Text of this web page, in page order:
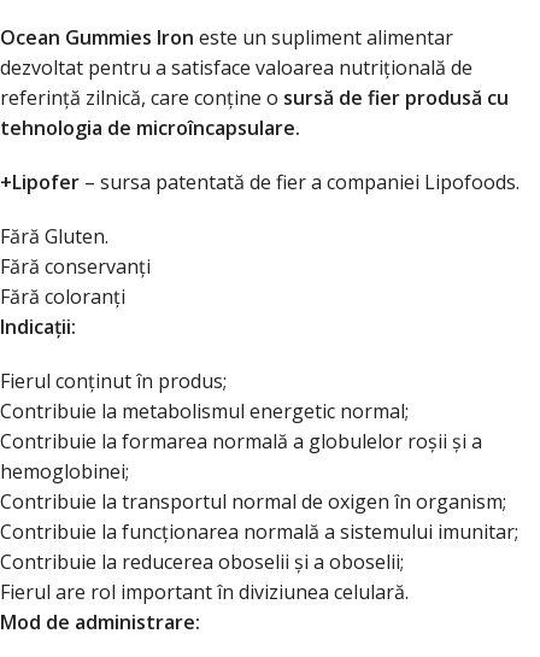
Ocean Gummies Iron este un supliment alimentar
dezvoltat pentru a satisface valoarea nutrițională de
referință zilnică, care conține o sursă de fier produsă cu
tehnologia de microîncapsulare.
+Lipofer – sursa patentată de fier a companiei Lipofoods.
Fără Gluten.
Fără conservanți
Fără coloranți
Indicații:
Fierul conținut în produs;
Contribuie la metabolismul energetic normal;
Contribuie la formarea normală a globulelor roșii și a
hemoglobinei;
Contribuie la transportul normal de oxigen în organism;
Contribuie la funcționarea normală a sistemului imunitar;
Contribuie la reducerea oboselii și a oboselii;
Fierul are rol important în diviziunea celulară.
Mod de administrare: